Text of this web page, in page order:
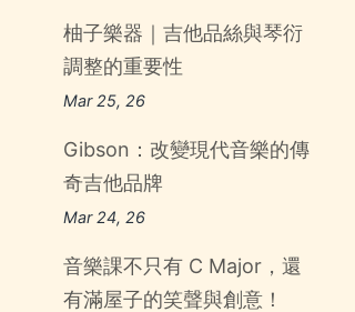
柚子樂器｜吉他品絲與琴衍
調整的重要性
Mar 25, 26
Gibson：改變現代音樂的傳
奇吉他品牌
Mar 24, 26
音樂課不只有 C Major，還
有滿屋子的笑聲與創意！